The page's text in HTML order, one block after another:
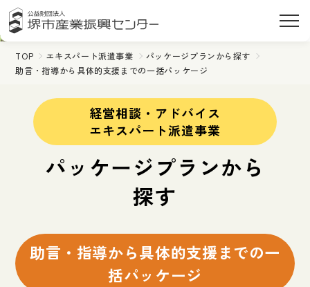
TOP エキスパート派遣事業
パッケージプランから探す
助言・指導から具体的支援までの一括パッケージ
経営相談・アドバイス
エキスパート派遣事業
パッケージプランから
探す
助言・指導から具体的支援までの一
括パッケージ